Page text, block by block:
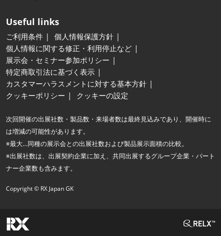
Useful links
ご利用条件
個人情報保護方針
個人情報に関する修正・利用停止など
展示会・セミナー参加ポリシー
特定商取引法に基づく表示
カスタマーハラスメントに対する基本方針
クッキーポリシー
クッキーの設定
次回開催の出展社数・製品数・来場者数は最終見込みであり、開催時に
は増減の可能性があります。
※最大…同種の展示会との出展社数および製品展示面積の比較。
※出展社数は、出展契約企業に加え、共同出展するグループ企業・パート
ナー企業数も含みます。
Copyright © RX Japan GK